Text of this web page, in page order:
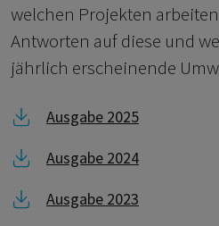
welchen Projekten
Antworten auf diese und
jährlich erscheinende
Link zu Ausgabe 2025
Ausgabe 2025
Link zu Ausgabe 2024
Ausgabe 2024
Link zu Ausgabe 2023
Ausgabe 2023